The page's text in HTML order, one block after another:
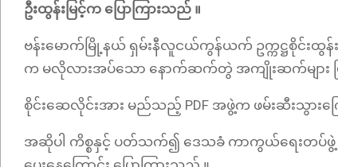
ဦးထွန်းမြင့်က ပြောကြားသည် ။
ဗန်းမောက်မြို့နယ် ရှမ်းနီလူငယ်ကွန်ယက် ဥက္ကဋ္ဌစိုင်းထွန်
က မလိုလားအပ်သော နောက်ဆက်တွဲ အကျိုးဆက်များ ဖြ
စိုင်းဆေလိုင်းအား မည်သည့် PDF အဖွဲ့က ဖမ်းဆီးသွား
အဆိုပါ ကိစ္စနှင့် ပတ်သက်၍ ဒေသခံ ကာကွယ်ရေးတပ်ဖွဲ့